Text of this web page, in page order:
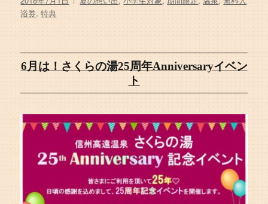
稿
浴券,特典
6月は！さくらの湯25周年Anniversaryイベン
ト